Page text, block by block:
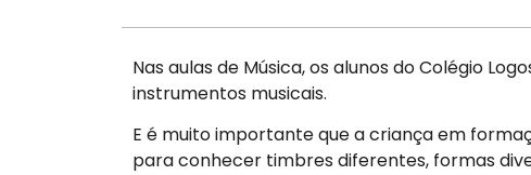
Nas aulas de Música, os alunos do Colégio
instrumentos musicais.
E é muito importante que a criança em
para conhecer timbres diferentes, formas